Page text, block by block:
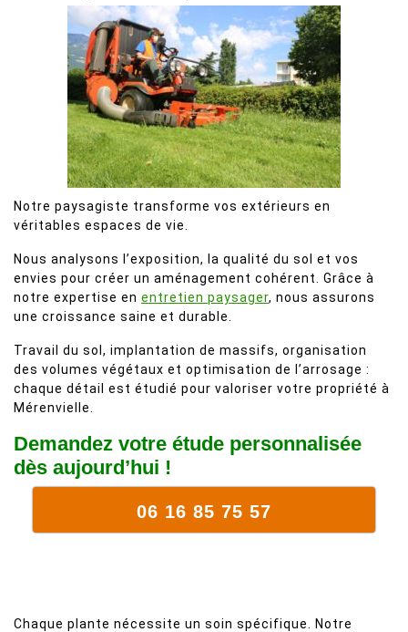
Notre paysagiste transforme vos extérieurs en
véritables espaces de vie.
Nous analysons l’exposition, la qualité du sol et vos
envies pour créer un aménagement cohérent. Grâce à
notre expertise en entretien paysager, nous assurons
une croissance saine et durable.
Travail du sol, implantation de massifs, organisation
des volumes végétaux et optimisation de l’arrosage :
chaque détail est étudié pour valoriser votre propriété à
Mérenvielle.
Demandez votre étude personnalisée
dès aujourd’hui !
06 16 85 75 57
Chaque plante nécessite un soin spécifique. Notre